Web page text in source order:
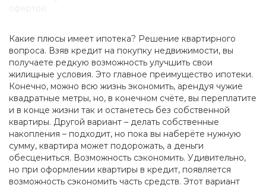
Какие плюсы имеет ипотека? Решение квартирного
вопроса. Взяв кредит на покупку недвижимости, вы
получаете редкую возможность улучшить свои
жилищные условия. Это главное преимущество ипотеки.
Конечно, можно всю жизнь экономить, арендуя чужие
квадратные метры, но, в конечном счёте, вы переплатите
и в конце жизни так и останетесь без собственной
квартиры. Другой вариант – делать собственные
накопления – подходит, но пока вы наберёте нужную
сумму, квартира может подорожать, а деньги
обесцениться. Возможность сэкономить. Удивительно,
но при оформлении квартиры в кредит, появляется
возможность сэкономить часть средств. Этот вариант